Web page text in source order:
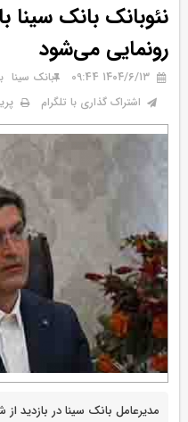
نئوبانک بانک سینا
رونمایی می‌شود
۱۴۰۴/۶/۱۳ 09:44 بانک سینا
اشتراک گذاری با تلگرام
مدیرعامل بانک سینا در بازدید